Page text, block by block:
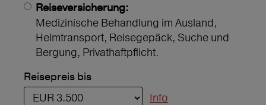
Reiseversicherung:
Medizinische Behandlung im Ausland,
Heimtransport, Reisegepäck, Suche und
Bergung, Privathaftpflicht.
Reisepreis bis
Info